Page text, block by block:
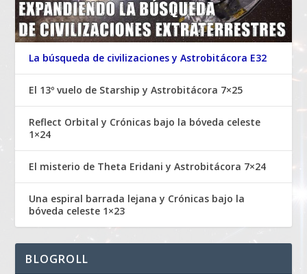
La búsqueda de civilizaciones y Astrobitácora E32
El 13º vuelo de Starship y Astrobitácora 7×25
Reflect Orbital y Crónicas bajo la bóveda celeste
1×24
El misterio de Theta Eridani y Astrobitácora 7×24
Una espiral barrada lejana y Crónicas bajo la
bóveda celeste 1×23
BLOGROLL